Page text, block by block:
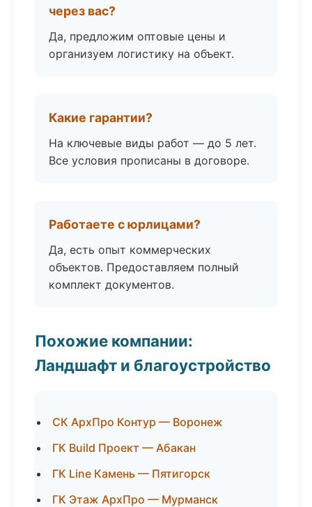
через вас?
Да, предложим оптовые цены и
организуем логистику на объект.
Какие гарантии?
На ключевые виды работ — до 5 лет.
Все условия прописаны в договоре.
Работаете с юрлицами?
Да, есть опыт коммерческих
объектов. Предоставляем полный
комплект документов.
Похожие компании:
Ландшафт и благоустройство
СК АрхПро Контур — Воронеж
ГК Build Проект — Абакан
ГК Line Камень — Пятигорск
ГК Этаж АрхПро — Мурманск